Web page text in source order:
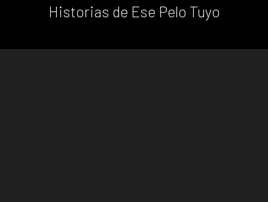
Historias de Ese Pelo Tuyo